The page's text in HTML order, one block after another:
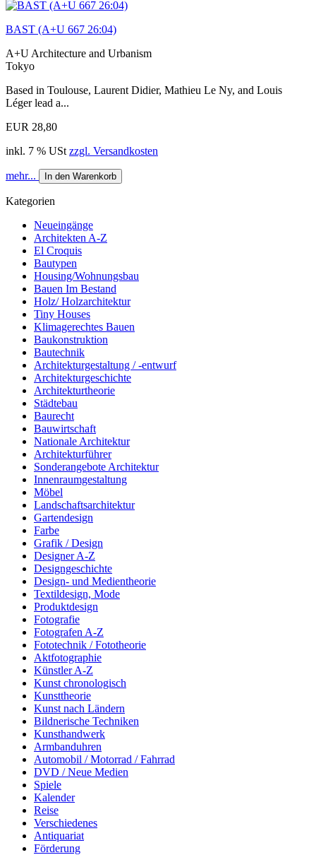
BAST (A+U 667 26:04)
A+U Architecture and Urbanism
Tokyo
Based in Toulouse, Laurent Didier, Mathieu Le Ny, and Louis
Léger lead a...
EUR 28,80
inkl. 7 % USt zzgl. Versandkosten
mehr... In den Warenkorb
Kategorien
Neueingänge
Architekten A-Z
El Croquis
Bautypen
Housing/Wohnungsbau
Bauen Im Bestand
Holz/ Holzarchitektur
Tiny Houses
Klimagerechtes Bauen
Baukonstruktion
Bautechnik
Architekturgestaltung / -entwurf
Architekturgeschichte
Architekturtheorie
Städtebau
Baurecht
Bauwirtschaft
Nationale Architektur
Architekturführer
Sonderangebote Architektur
Innenraumgestaltung
Möbel
Landschaftsarchitektur
Gartendesign
Farbe
Grafik / Design
Designer A-Z
Designgeschichte
Design- und Medientheorie
Textildesign, Mode
Produktdesign
Fotografie
Fotografen A-Z
Fototechnik / Fototheorie
Aktfotographie
Künstler A-Z
Kunst chronologisch
Kunsttheorie
Kunst nach Ländern
Bildnerische Techniken
Kunsthandwerk
Armbanduhren
Automobil / Motorrad / Fahrrad
DVD / Neue Medien
Spiele
Kalender
Reise
Verschiedenes
Antiquariat
Förderung